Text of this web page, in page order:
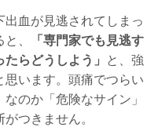
出血が見逃されてしまっ
、
「専門家でも見逃す
らどうしよう」 と、強
思います。頭痛でつらい
のか「危険なサイン」
つきません。